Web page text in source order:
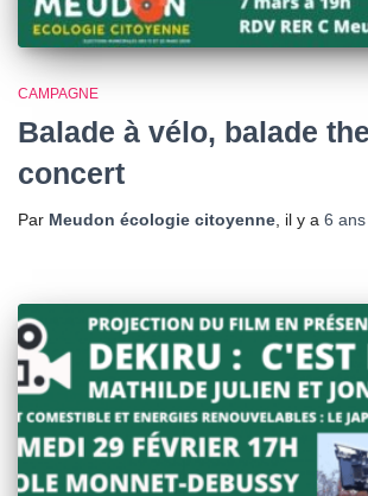
CAMPAGNE
Balade à vélo, balade
concert
Par Meudon écologie citoyenne , il y a 6 ans